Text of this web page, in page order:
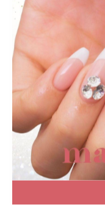
#名古屋駅ネイ
#大人ネイル
#ラメネ